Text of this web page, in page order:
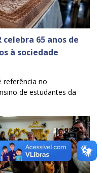
celebra 65 anos de
à sociedade
referência no
de estudantes da